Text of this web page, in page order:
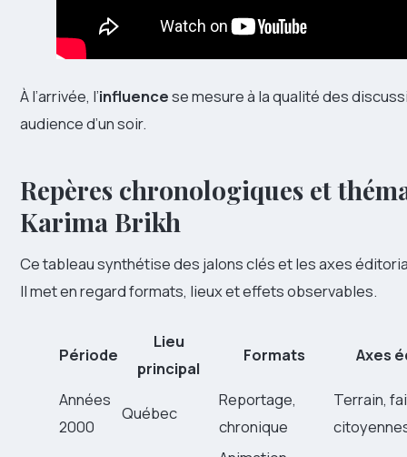
À l’arrivée, l’influencese mesure à la qualité des
audience d’un soir.
Repères chronologiques et
Karima Brikh
Ce tableau synthétise des jalons clés et les axes
Il met en regard formats, lieux et effets observables.
Période
Lieu
principal
Formats Axes
Années
2000
Québec
Reportage,
chronique
Terrain,